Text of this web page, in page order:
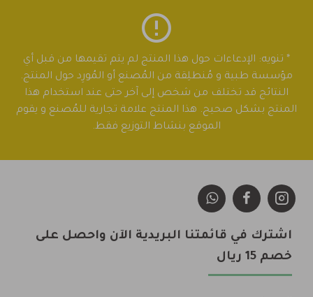
* تنويه: الإدعاءات حول هذا المنتج لم يتم تقيمها من قبل أي
مؤسسة طبية و مُنطلِقة من المُصنع أو المُورِد حول المنتج.
النتائج قد تختلف من شخص إلى آخر حتى عند استخدام هذا
المنتج بشكل صحيح. هذا المنتج علامة تجارية للمُصنع و يقوم
الموقع بنشاط التوزيع فقط.
اشترك في قائمتنا البريدية الآن واحصل على
خصم 15 ريال